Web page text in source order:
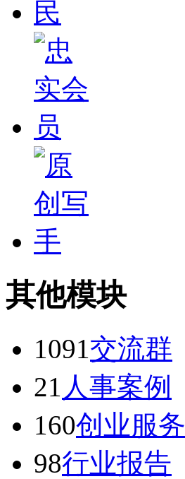
其他模块
1091交流群
21 人事案例
160创业服务
98行业报告